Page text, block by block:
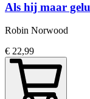
Als hij maar
Robin Norwood
€ 22,99